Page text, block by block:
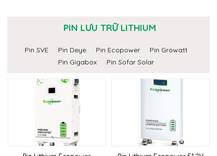
PIN LƯU TRỮ LITHIUM
Pin SVE Pin Deye Pin Ecopower
Pin Growatt
Pin Gigabox
Pin Sofar Solar